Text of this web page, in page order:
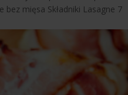
mięsa Składniki Lasagne 7